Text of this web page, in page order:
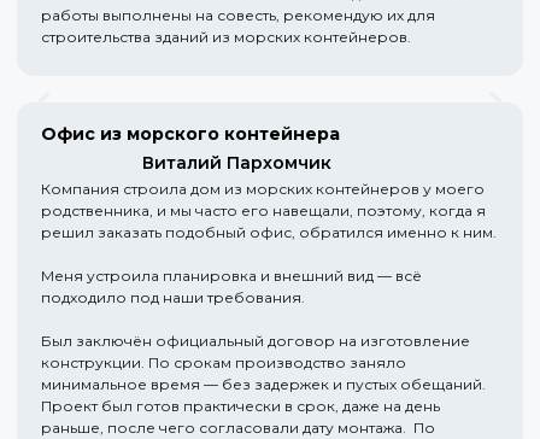
работы выполнены на совесть, рекомендую их для
строительства зданий из морских контейнеров.
Офис из морского контейнера
Виталий Пархомчик
Компания строила дом из морских контейнеров у моего
родственника, и мы часто его навещали, поэтому, когда я
решил заказать подобный офис, обратился именно к ним.
Меня устроила планировка и внешний вид — всё
подходило под наши требования.
Был заключён официальный договор на изготовление
конструкции. По срокам производство заняло
минимальное время — без задержек и пустых обещаний.
Проект был готов практически в срок, даже на день
раньше, после чего согласовали дату монтажа. По